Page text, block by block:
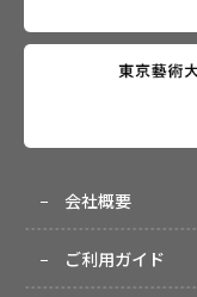
会社概要
ご利用ガイド